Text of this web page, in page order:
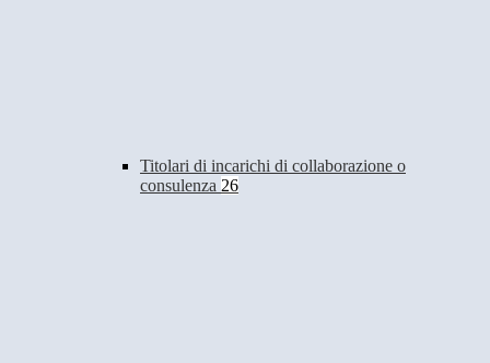
Titolari di incarichi di collaborazione o
consulenza 26